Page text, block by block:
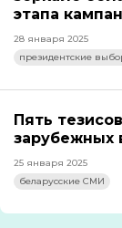
этапа
28 января 2025
президентские
Пять
зарубежных
25 января 2025
беларусские СМИ